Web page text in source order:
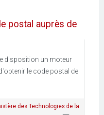
postal auprès de
disposition un moteur
le code postal de
des Technologies de la